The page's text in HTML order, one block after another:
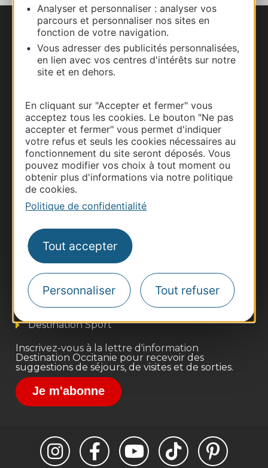
Analyser et personnaliser : analyser vos
parcours et personnaliser nos sites en
fonction de votre navigation.
Vous adresser des publicités personnalisées,
en lien avec vos centres d'intérêts sur notre
site et en dehors.
En cliquant sur "Accepter et fermer" vous
acceptez tous les cookies. Le bouton "Ne pas
accepter et fermer" vous permet d'indiquer
votre refus et seuls les cookies nécessaires au
fonctionnement du site seront déposés. Vous
pouvez modifier vos choix à tout moment ou
obtenir plus d'informations via notre politique
de cookies.
Politique de confidentialité
Tout accepter
Personnaliser Tout refuser
Nous contacter
Carte interactive
Thermalisme
Business/Mice
Pros d'Occitanie
Site presse et d'influence
Voyagistes
Destination Sport
Inscrivez-vous à la lettre d'information
Destination Occitanie pour recevoir des
suggestions de séjours, de visites et de sorties.
Je m'abonne